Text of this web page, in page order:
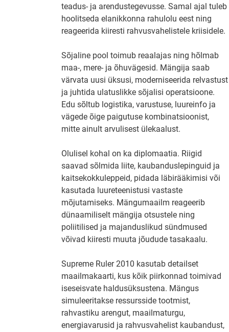
teadus- ja arendustegevusse. Samal ajal tuleb
hoolitseda elanikkonna rahulolu eest ning
reageerida kiiresti rahvusvahelistele kriisidele.
Sõjaline pool toimub reaalajas ning hõlmab
maa-, mere- ja õhuvägesid. Mängija saab
värvata uusi üksusi, moderniseerida relvastust
ja juhtida ulatuslikke sõjalisi operatsioone.
Edu sõltub logistika, varustuse, luureinfo ja
vägede õige paigutuse kombinatsioonist,
mitte ainult arvulisest ülekaalust.
Olulisel kohal on ka diplomaatia. Riigid
saavad sõlmida liite, kaubanduslepinguid ja
kaitsekokkuleppeid, pidada läbirääkimisi või
kasutada luureteenistusi vastaste
mõjutamiseks. Mängumaailm reageerib
dünaamiliselt mängija otsustele ning
poliitilised ja majanduslikud sündmused
võivad kiiresti muuta jõudude tasakaalu.
Supreme Ruler 2010 kasutab detailset
maailmakaarti, kus kõik piirkonnad toimivad
iseseisvate haldusüksustena. Mängus
simuleeritakse ressursside tootmist,
rahvastiku arengut, maailmaturgu,
energiavarusid ja rahvusvahelist kaubandust,